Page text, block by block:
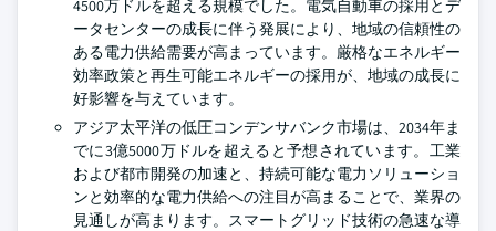
4500万ドルを超える規模でした。電気自動車の採用とデ
ータセンターの成長に伴う発展により、地域の信頼性の
ある電力供給需要が高まっています。厳格なエネルギー
効率政策と再生可能エネルギーの採用が、地域の成長に
好影響を与えています。
アジア太平洋の低圧コンデンサバンク市場は、2034年ま
でに3億5000万ドルを超えると予想されています。工業
および都市開発の加速と、持続可能な電力ソリューショ
ンと効率的な電力供給への注目が高まることで、業界の
見通しが高まります。スマートグリッド技術の急速な導